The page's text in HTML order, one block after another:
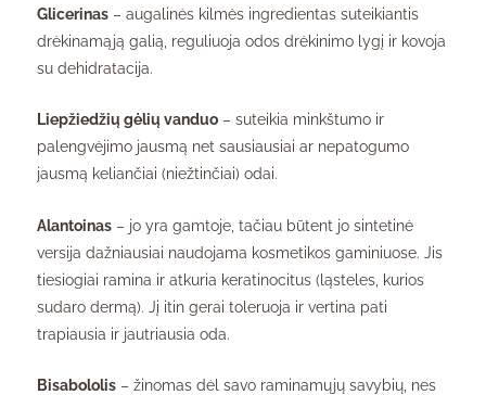
Glicerinas – augalinės kilmės ingredientas suteikiantis
drėkinamąją galią, reguliuoja odos drėkinimo lygį ir kovoja
su dehidratacija.
Liepžiedžių gėlių vanduo – suteikia minkštumo ir
palengvėjimo jausmą net sausiausiai ar nepatogumo
jausmą keliančiai (niežtinčiai) odai.
Alantoinas – jo yra gamtoje, tačiau būtent jo sintetinė
versija dažniausiai naudojama kosmetikos gaminiuose. Jis
tiesiogiai ramina ir atkuria keratinocitus (ląsteles, kurios
sudaro dermą). Jį itin gerai toleruoja ir vertina pati
trapiausia ir jautriausia oda.
Bisabololis – žinomas dėl savo raminamųjų savybių, nes